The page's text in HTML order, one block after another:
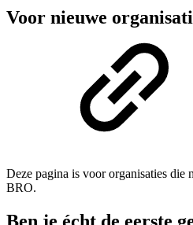
Voor nieuwe
Deze pagina is voor organisaties die
BRO.